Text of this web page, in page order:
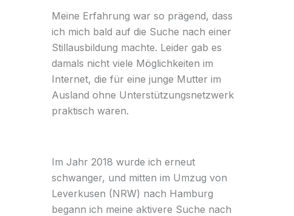
Meine Erfahrung war so prägend, dass
ich mich bald auf die Suche nach einer
Stillausbildung machte. Leider gab es
damals nicht viele Möglichkeiten im
Internet, die für eine junge Mutter im
Ausland ohne Unterstützungsnetzwerk
praktisch waren.
Im Jahr 2018 wurde ich erneut
schwanger, und mitten im Umzug von
Leverkusen (NRW) nach Hamburg
begann ich meine aktivere Suche nach